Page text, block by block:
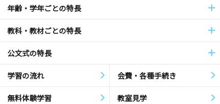
年齢・学年ごとの特長
教科・教材ごとの特長
公文式の特長
学習の流れ 会費・各種手続き
無料体験学習 教室見学